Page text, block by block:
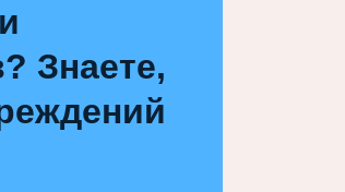
Знаете,